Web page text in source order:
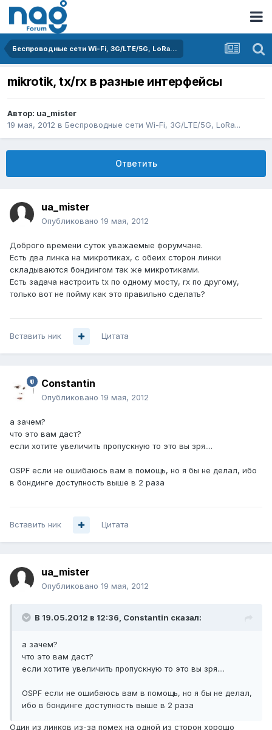
Беспроводные сети Wi-Fi, 3G/LTE/5G, LoRa...
mikrotik, tx/rx в разные интерфейсы
Автор: ua_mister
19 мая, 2012 в Беспроводные сети Wi-Fi, 3G/LTE/5G, LoRa...
Ответить
ua_mister
Опубликовано 19 мая, 2012
Доброго времени суток уважаемые форумчане.
Есть два линка на микротиках, с обеих сторон линки
складываются бондингом так же микротиками.
Есть задача настроить tx по одному мосту, rx по другому,
только вот не пойму как это правильно сделать?
Вставить ник Цитата
Constantin
Опубликовано 19 мая, 2012
а зачем?
что это вам даст?
если хотите увеличить пропускную то это вы зря....
OSPF если не ошибаюсь вам в помощь, но я бы не делал, ибо
в бондинге доступность выше в 2 раза
Вставить ник Цитата
ua_mister
Опубликовано 19 мая, 2012
В 19.05.2012 в 12:36, Constantin сказал:
а зачем?
что это вам даст?
если хотите увеличить пропускную то это вы зря....
OSPF если не ошибаюсь вам в помощь, но я бы не делал,
ибо в бондинге доступность выше в 2 раза
Один из линков из-за помех на одной из сторон хорошо